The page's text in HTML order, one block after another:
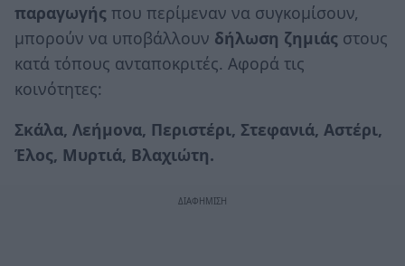
παραγωγής που περίμεναν να συγκομίσουν,
μπορούν να υποβάλλουν δήλωση ζημιάς στους
κατά τόπους ανταποκριτές. Αφορά τις
κοινότητες:
Σκάλα, Λεήμονα, Περιστέρι, Στεφανιά, Αστέρι,
Έλος, Μυρτιά, Βλαχιώτη.